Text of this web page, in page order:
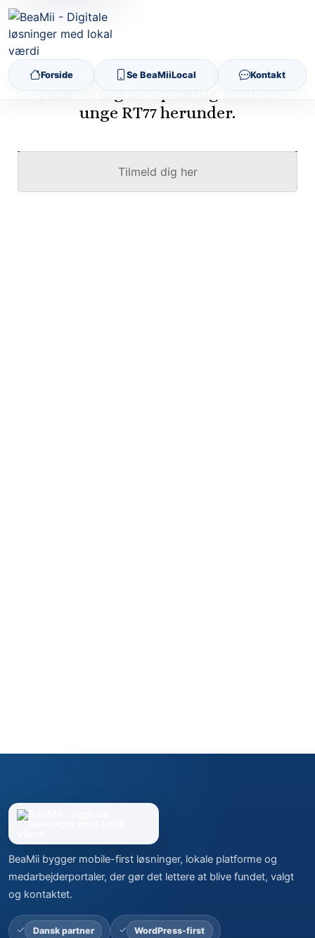
Forside Se BeaMiiLocal Kontakt
Tilmeld dig åle spisning med de
unge RT77 herunder.
Tilmeld dig her
BeaMii bygger mobile-first løsninger, lokale platforme og
medarbejderportaler, der gør det lettere at blive fundet, valgt
og kontaktet.
Dansk partner WordPress-first